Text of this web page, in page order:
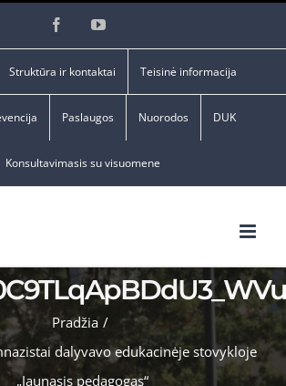
FacebookYouTube
Struktūra ir kontaktai Teisinė informacija
Paslaugos Nuorodos DUK
Konsultavimasis su visuomene
Pradžia /
dalyvavo edukacinėje stovykloje
„Jaunasis pedagogas“